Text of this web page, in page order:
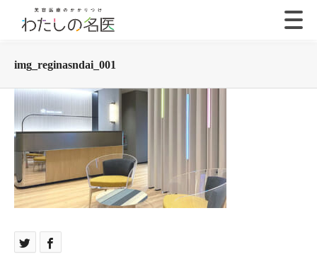
img_reginasndai_001